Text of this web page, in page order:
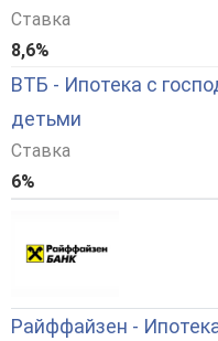
Ставка
8,6%
ВТБ - Ипотека с
детьми
Ставка
6%
Райффайзен -